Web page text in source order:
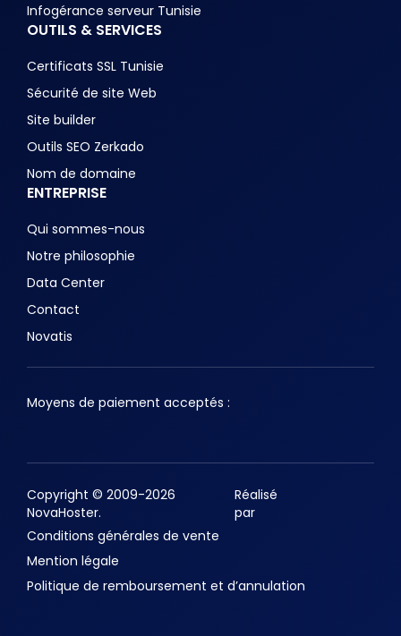
Infogérance serveur Tunisie
OUTILS & SERVICES
Certificats SSL Tunisie
Sécurité de site Web
Site builder
Outils SEO Zerkado
Nom de domaine
ENTREPRISE
Qui sommes-nous
Notre philosophie
Data Center
Contact
Novatis
Moyens de paiement acceptés :
Copyright © 2009-2026
NovaHoster.
Réalisé
par
Conditions générales de vente
Mention légale
Politique de remboursement et d’annulation